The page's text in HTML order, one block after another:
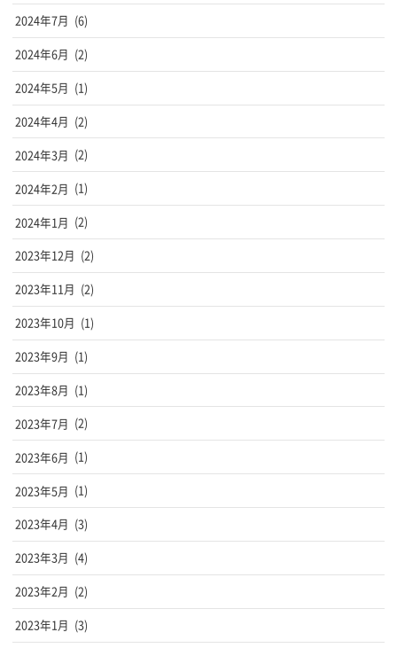
2024年7月 (6)
2024年6月 (2)
2024年5月 (1)
2024年4月 (2)
2024年3月 (2)
2024年2月 (1)
2024年1月 (2)
2023年12月 (2)
2023年11月 (2)
2023年10月 (1)
2023年9月 (1)
2023年8月 (1)
2023年7月 (2)
2023年6月 (1)
2023年5月 (1)
2023年4月 (3)
2023年3月 (4)
2023年2月 (2)
2023年1月 (3)